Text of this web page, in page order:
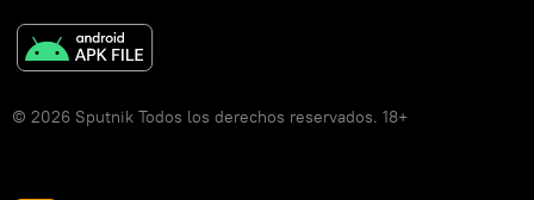
© 2026 Sputnik Todos los derechos reservados. 18+